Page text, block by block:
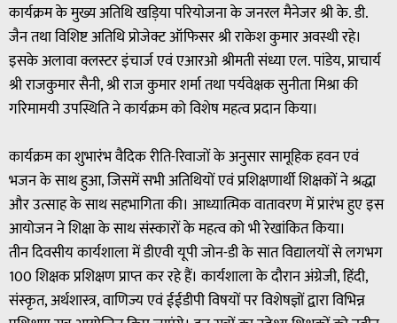
कार्यक्रम के मुख्य अतिथि खड़िया परियोजना के जनरल मैनेजर श्री के. डी.
जैन तथा विशिष्ट अतिथि प्रोजेक्ट ऑफिसर श्री राकेश कुमार अवस्थी रहे।
इसके अलावा क्लस्टर इंचार्ज एवं एआरओ श्रीमती संध्या एल. पांडेय, प्राचार्य
श्री राजकुमार सैनी, श्री राज कुमार शर्मा तथा पर्यवेक्षक सुनीता मिश्रा की
गरिमामयी उपस्थिति ने कार्यक्रम को विशेष महत्व प्रदान किया।
कार्यक्रम का शुभारंभ वैदिक रीति-रिवाजों के अनुसार सामूहिक हवन एवं
भजन के साथ हुआ, जिसमें सभी अतिथियों एवं प्रशिक्षणार्थी शिक्षकों ने श्रद्धा
और उत्साह के साथ सहभागिता की। आध्यात्मिक वातावरण में प्रारंभ हुए इस
आयोजन ने शिक्षा के साथ संस्कारों के महत्व को भी रेखांकित किया।
तीन दिवसीय कार्यशाला में डीएवी यूपी जोन-डी के सात विद्यालयों से लगभग
100 शिक्षक प्रशिक्षण प्राप्त कर रहे हैं। कार्यशाला के दौरान अंग्रेजी, हिंदी,
संस्कृत, अर्थशास्त्र, वाणिज्य एवं ईईडीपी विषयों पर विशेषज्ञों द्वारा विभिन्न